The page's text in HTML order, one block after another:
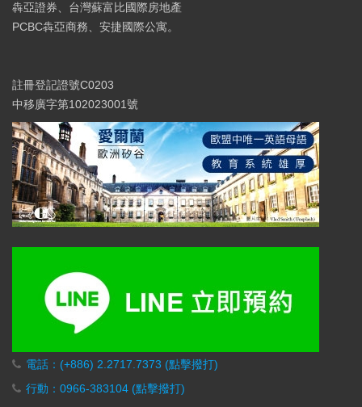
犇亞證券、台灣蘇富比國際房地產
PCBC犇亞商務、安捷國際公寓。
註冊登記證號C0203
中移廣字第102023001號
電話：(+886) 2.2717.7373 (點擊撥打)
行動：0966-383104 (點擊撥打)